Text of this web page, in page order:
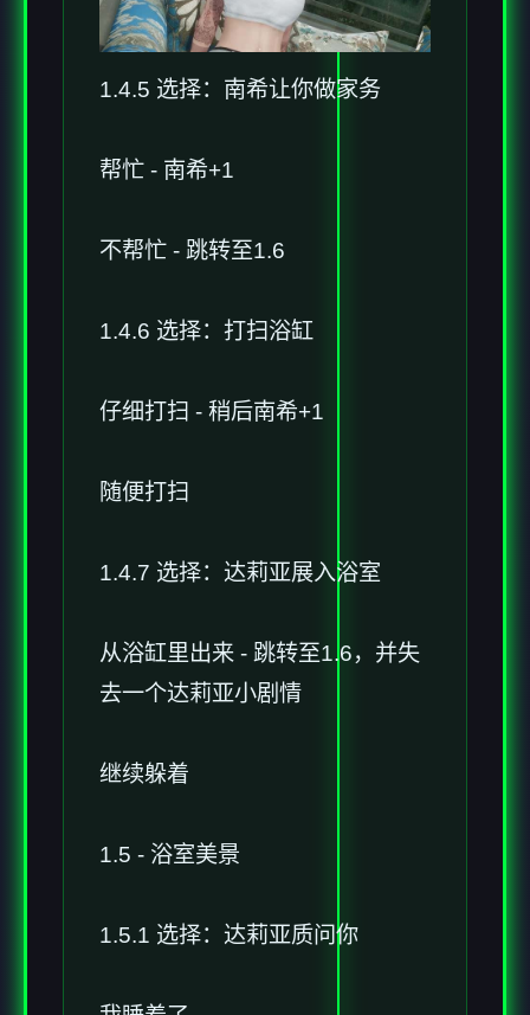
1.4.5 选择：南希让你做家务
帮忙 - 南希+1
不帮忙 - 跳转至1.6
1.4.6 选择：打扫浴缸
仔细打扫 - 稍后南希+1
随便打扫
1.4.7 选择：达莉亚展入浴室
从浴缸里出来 - 跳转至1.6，并失
去一个达莉亚小剧情
继续躲着
1.5 - 浴室美景
1.5.1 选择：达莉亚质问你